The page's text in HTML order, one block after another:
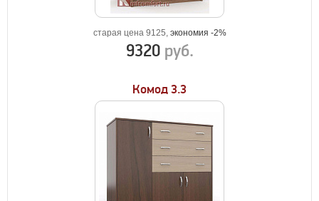
старая цена 9125, экономия -2%
9320 руб.
Комод 3.3